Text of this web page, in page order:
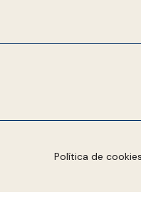
Política de cookies